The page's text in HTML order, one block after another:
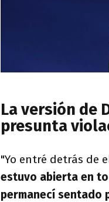
La versión de
presunta
"Yo entré detrás de
estuvo abierta en
permanecí sentado